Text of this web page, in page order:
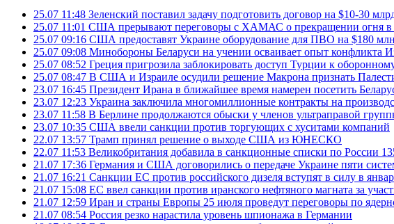
25.07 11:48 Зеленский поставил задачу подготовить договор на $10-30
25.07 11:01 США прерывают переговоры с ХАМАС о прекращении огня в
25.07 09:16 США предоставят Украине оборудование для ПВО на $180 млн
25.07 09:08 Минобороны Беларуси на учении осваивает опыт конфликта
25.07 08:52 Греция пригрозила заблокировать доступ Турции к
25.07 08:47 В США и Израиле осудили решение Макрона признать
23.07 16:45 Президент Ирана в ближайшее время намерен посетить
23.07 12:23 Украина заключила многомиллионные контракты на
23.07 11:58 В Берлине продолжаются обыски у членов ультраправой
23.07 10:35 США ввели санкции против торгующих с хуситами компаний
22.07 13:57 Трамп принял решение о выходе США из ЮНЕСКО
22.07 11:53 Великобритания добавила в санкционные списки по России
21.07 17:36 Германия и США договорились о передаче Украине пяти
21.07 16:21 Санкции ЕС против российского дизеля вступят в силу в
21.07 15:08 ЕС ввел санкции против иранского нефтяного магната за
21.07 12:59 Иран и страны Европы 25 июля проведут переговоры по
21.07 08:54 Россия резко нарастила уровень шпионажа в Германии